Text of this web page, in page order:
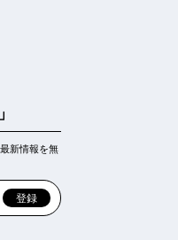
新情報を無